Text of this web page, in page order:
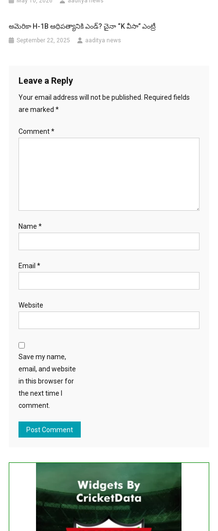
అమెరికా H-1B ఆధిపత్యానికి ఎండ్? చైనా “K వీసా” ఎంట్రీ
September 22, 2025 aaditya news
Leave a Reply
Your email address will not be published.
Required fields
are marked *
Comment*
Name *
Email *
Website
Save my name,
email, and website
in this browser for
the next time I
comment.
No live matches found.
See recent results